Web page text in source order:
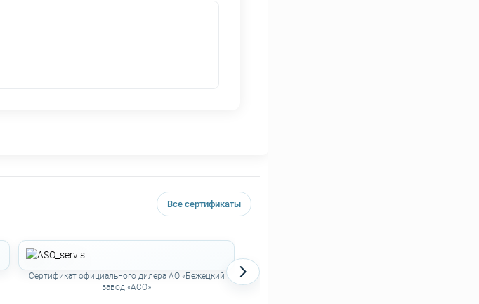
Все сертификаты
Сертификат официального дилера АО «Бежецкий
завод «АСО»